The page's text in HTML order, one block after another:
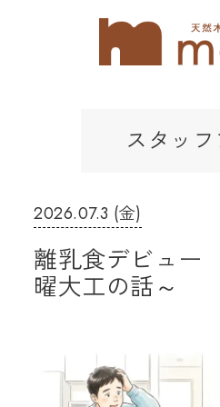
スタッ
2026.07.3 (金)
離乳食デビュー
曜大工の話～